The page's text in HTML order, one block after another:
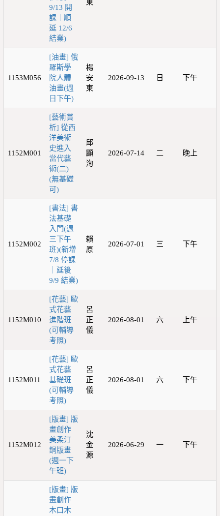
9/13 開
課｜順
延 12/6
結業)
東
1153M056
[油畫] 俄
羅斯學
院人體
油畫(週
日下午)
楊
安
東
2026-09-13 日 下午
1152M001
[藝術賞
析] 從西
洋美術
史進入
當代藝
術(二)
(無基礎
可)
邱
顯
洵
2026-07-14 二 晚上
1152M002
[書法] 書
法基礎
入門(週
三下午
班)(新增
7/8 停課
｜延後
9/9 結業)
賴
原
2026-07-01 三 下午
1152M010
[花藝] 歐
式花藝
進階班
(可輔導
考照)
呂
正
儀
2026-08-01 六 上午
1152M011
[花藝] 歐
式花藝
基礎班
(可輔導
考照)
呂
正
儀
2026-08-01 六 下午
1152M012
[版畫] 版
畫創作
美柔汀
銅版畫
(週一下
午班)
沈
金
源
2026-06-29 一 下午
[版畫] 版
畫創作
木口木